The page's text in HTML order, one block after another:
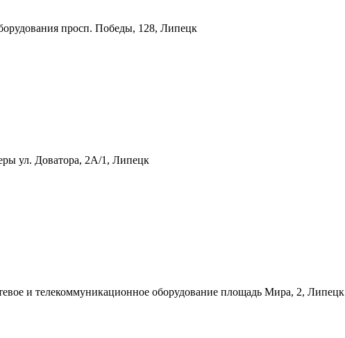
просп. Победы, 128, Липецк
ул. Доватора, 2А/1, Липецк
и телекоммуникационное оборудование площадь Мира, 2, Липецк